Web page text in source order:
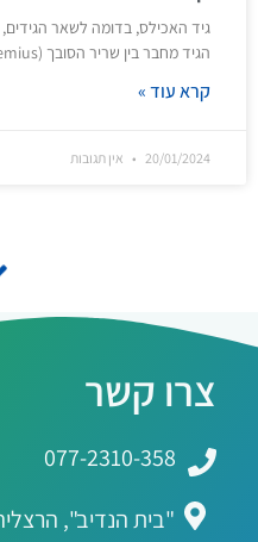
גיד האכילס, בדומה לשאר
הגיד מחבר בין שריר הסובך (Musculus gastrocnemius – השריר
קרא עוד »
20/01/2024 אין תגובות
צרו קשר
077-2310-358
"בית הנדיב",